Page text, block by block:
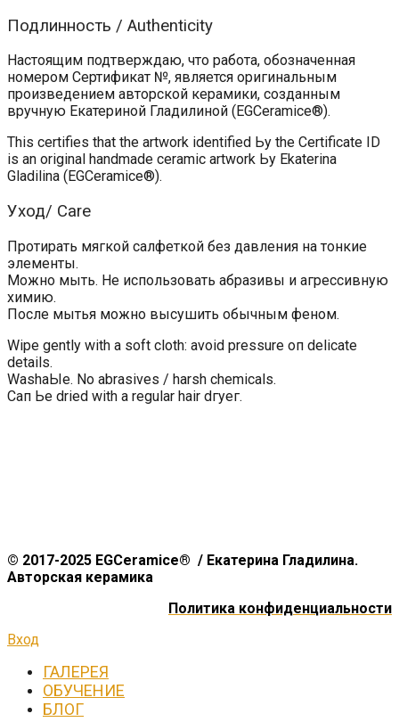
Подлинность / Authenticity
Настоящим подтверждаю, что работа, обозначенная
номером Сертификат №, является оригинальным
произведением авторской керамики, созданным
вручную Екатериной Гладилиной (EGCeramice®).
This certifies that the artwork identified Ьу the Certificate ID
is an original handmade ceramic artwork Ьу Ekaterina
Gladilina (EGCeramice®).
Уход/ Care
Протирать мягкой салфеткой без давления на тонкие
элементы.
Можно мыть. Не использовать абразивы и агрессивную
химию.
После мытья можно высушить обычным феном.
Wipe gently with а soft cloth: avoid pressure оп delicate
details.
WashaЫe. No abrasives / harsh chemicals.
Сап Ье dried with а regular hair dгуег.
© 2017-2025 EGCeramice® / Екатерина Гладилина.
Авторская керамика
Политика конфиденциальности
Вход
ГАЛЕРЕЯ
ОБУЧЕНИЕ
БЛОГ